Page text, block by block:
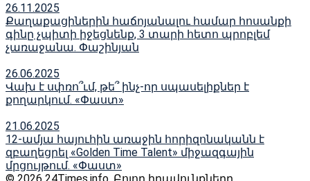
26.11.2025
Քաղաքացիներին հաճոյանալու համար հոսանքի
գինը չպիտի իջեցնենք, 3 տարի հետո պրոբլեմ
չառաջանա. Փաշինյան
26.06.2025
Վախ է սփռո՞ւմ, թե՞ ինչ-որ սպասելիքներ է
քողարկում. «Փաստ»
21.06.2025
12-ամյա հայուհին առաջին հորիզոնականն է
զբաղեցրել «Golden Time Talent» միջազգային
մրցույթում. «Փաստ»